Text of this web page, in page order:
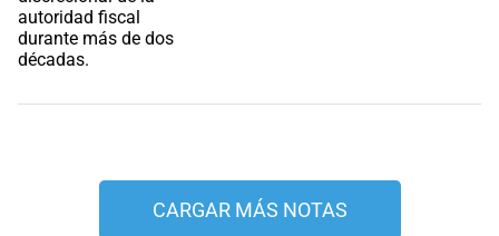
CARGAR MÁS NOTAS